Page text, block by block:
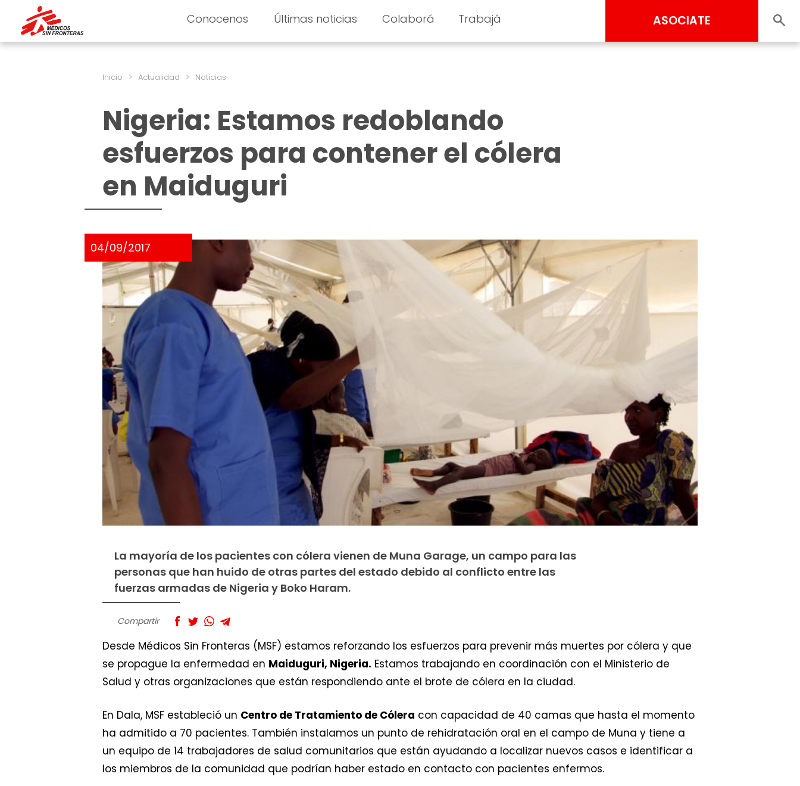
Conocenos Últimas noticias Colaborá Trabajá ASOCIATE
Inicio > Actualidad > Noticias
Nigeria: Estamos redoblando
esfuerzos para contener el cólera
en Maiduguri
04/09/2017
La mayoría de los pacientes con cólera vienen de Muna Garage, un campo para las
personas que han huido de otras partes del estado debido al conflicto entre las
fuerzas armadas de Nigeria y Boko Haram.
Compartir
Desde Médicos Sin Fronteras (MSF) estamos reforzando los esfuerzos para prevenir más muertes por cólera y que
se propague la enfermedad en Maiduguri, Nigeria. Estamos trabajando en coordinación con el Ministerio de
Salud y otras organizaciones que están respondiendo ante el brote de cólera en la ciudad.
En Dala, MSF estableció un Centro de Tratamiento de Cólera con capacidad de 40 camas que hasta el momento
ha admitido a 70 pacientes. También instalamos un punto de rehidratación oral en el campo de Muna y tiene a
un equipo de 14 trabajadores de salud comunitarios que están ayudando a localizar nuevos casos e identificar a
los miembros de la comunidad que podrían haber estado en contacto con pacientes enfermos.